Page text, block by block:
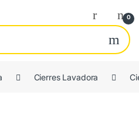
0
Cierres Lavadora